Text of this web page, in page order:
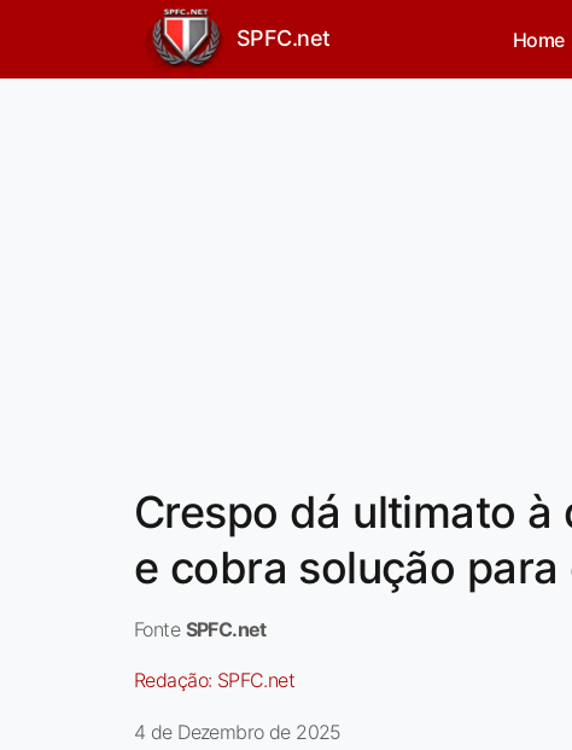
SPFC.net Home
Crespo dá ultimato à
e cobra solução
Fonte SPFC.net
Redação: SPFC.net
4 de Dezembro de 2025